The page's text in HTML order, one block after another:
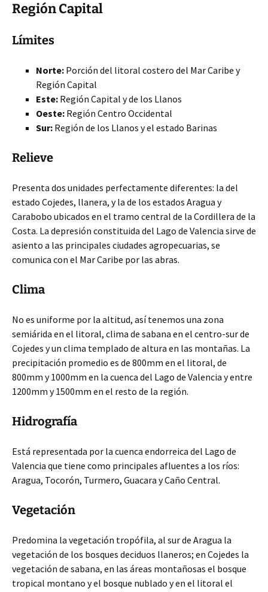
Región Capital
Límites
Norte: Porción del litoral costero del Mar Caribe y
Región Capital
Este: Región Capital y de los Llanos
Oeste: Región Centro Occidental
Sur: Región de los Llanos y el estado Barinas
Relieve
Presenta dos unidades perfectamente diferentes: la del
estado Cojedes, llanera, y la de los estados Aragua y
Carabobo ubicados en el tramo central de la Cordillera de la
Costa. La depresión constituida del Lago de Valencia sirve de
asiento a las principales ciudades agropecuarias, se
comunica con el Mar Caribe por las abras.
Clima
No es uniforme por la altitud, así tenemos una zona
semiárida en el litoral, clima de sabana en el centro-sur de
Cojedes y un clima templado de altura en las montañas. La
precipitación promedio es de 800mm en el litoral, de
800mm y 1000mm en la cuenca del Lago de Valencia y entre
1200mm y 1500mm en el resto de la región.
Hidrografía
Está representada por la cuenca endorreica del Lago de
Valencia que tiene como principales afluentes a los ríos:
Aragua, Tocorón, Turmero, Guacara y Caño Central.
Vegetación
Predomina la vegetación tropófila, al sur de Aragua la
vegetación de los bosques deciduos llaneros; en Cojedes la
vegetación de sabana, en las áreas montañosas el bosque
tropical montano y el bosque nublado y en el litoral el